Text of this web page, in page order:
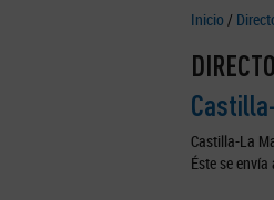
Inicio /
Castilla-La
Éste se